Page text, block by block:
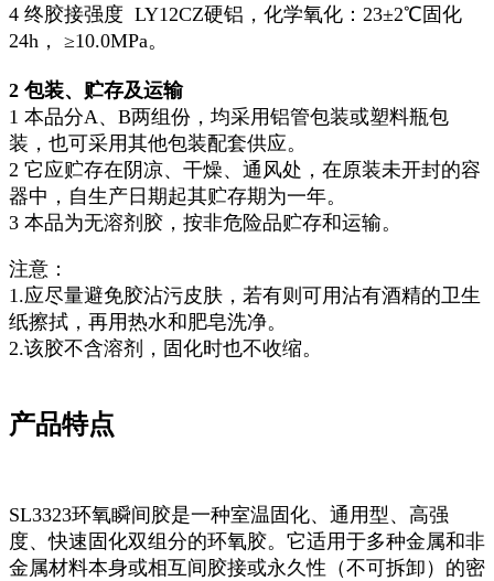
4 终胶接强度 LY12CZ硬铝，化学氧化：23±2℃固化
24h， ≥10.0MPa。
2 包装、贮存及运输
1 本品分A、B两组份，均采用铝管包装或塑料瓶包
装，也可采用其他包装配套供应。
2 它应贮存在阴凉、干燥、通风处，在原装未开封的容
器中，自生产日期起其贮存期为一年。
3 本品为无溶剂胶，按非危险品贮存和运输。
注意：
1.应尽量避免胶沾污皮肤，若有则可用沾有酒精的卫生
纸擦拭，再用热水和肥皂洗净。
2.该胶不含溶剂，固化时也不收缩。
产品特点
SL3323环氧瞬间胶是一种室温固化、通用型、高强
度、快速固化双组分的环氧胶。它适用于多种金属和非
金属材料本身或相互间胶接或永久性（不可拆卸）的密